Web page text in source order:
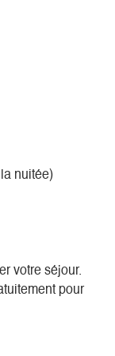
partenaires :
passerelles
nuitée)
votre séjour.
pour